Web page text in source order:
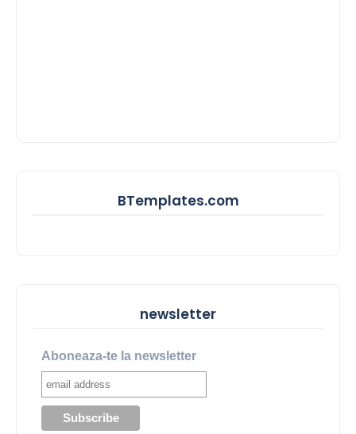
BTemplates.com
newsletter
Aboneaza-te la newsletter